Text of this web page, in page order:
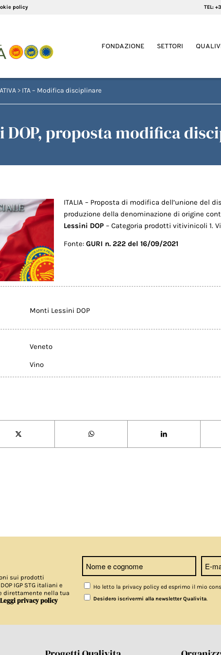
policy TEL:
FONDAZIONE SETTORI
> ITA – Modifica disciplinare
DOP, proposta modifica
ITALIA – Proposta di modifica dell’unione del
produzione della denominazione di origine
Lessini DOP – Categoria prodotti vitivinicoli 1.
Fonte: GURI n. 222 del 16/09/2021
Monti Lessini DOP
Veneto
Vino
sui prodotti
IGP STG italiani e
direttamente nella tua
Leggi privacy policy
Ho letto la privacy policy ed esprimo il mio
Desidero iscrivermi alla newsletter Qualivita